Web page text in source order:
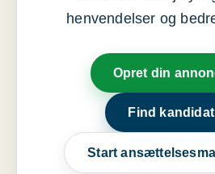
henvendelser og
Opret din
Find
Start